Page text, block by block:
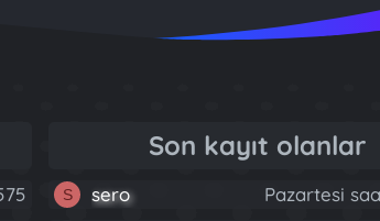
Son kayıt olanlar
S sero Pazartesi